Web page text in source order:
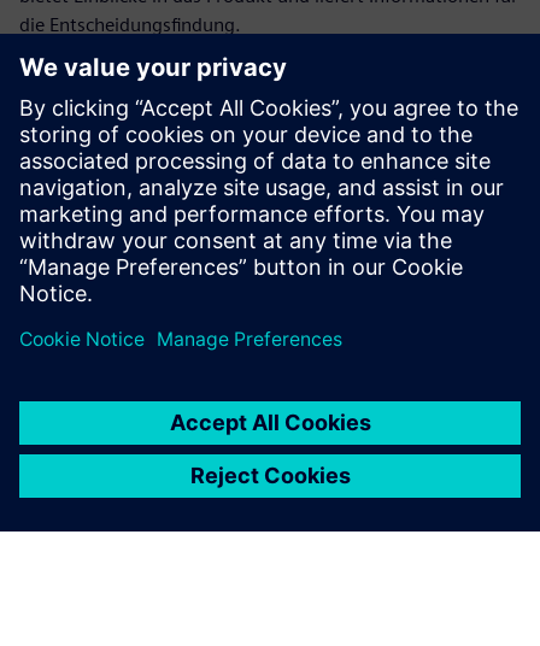
die Entscheidungsfindung.
In diesem Webinar erfahren Sie, wie die Product Lifecycle
Management (PLM)-Software Teamcenter die weltweit
führenden MCAD-, ECAD- und Softwareentwicklungs-Tools,
-Daten und -Prozesse zur Bereitstellung von Multitasking-
Stücklistenmanagement unmittelbar unterstützt. Bereiche.
Erfahren Sie, wie Teamcenter einfach in andere
Unternehmensanwendungen wie Enterprise Resource
Planning (ERP) und Manufacturing Execution Systems
(MES) integriert werden kann, um die Lücke zwischen
Konstruktion und Fertigung zu schließen.